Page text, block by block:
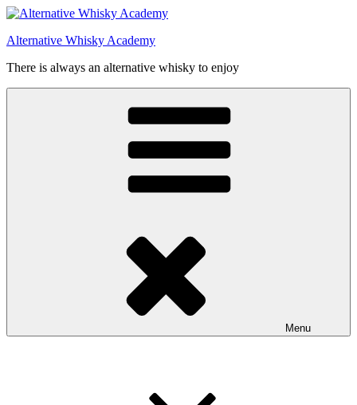
Videre
indhold
Alternative Whisky Academy
There is always an alternative whisky to enjoy
Menu